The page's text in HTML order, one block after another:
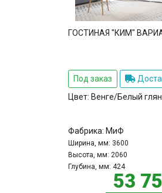
ГОСТИНАЯ "КИМ"
Под заказ
Цвет: Венге/Белый
Фабрика: МиФ
Ширина, мм: 3600
Высота, мм: 2060
Глубина, мм: 424
53